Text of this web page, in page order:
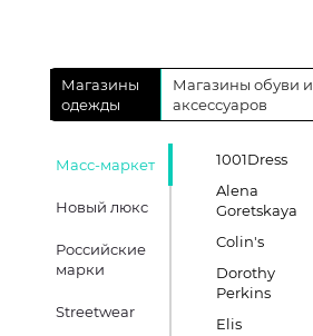
Магазины
одежды
Магазины обуви и
аксессуаров
Масс-маркет
Новый люкс
Российские
марки
Streetwear
1001Dress
Alena
Goretskaya
Colin's
Dorothy
Perkins
Elis